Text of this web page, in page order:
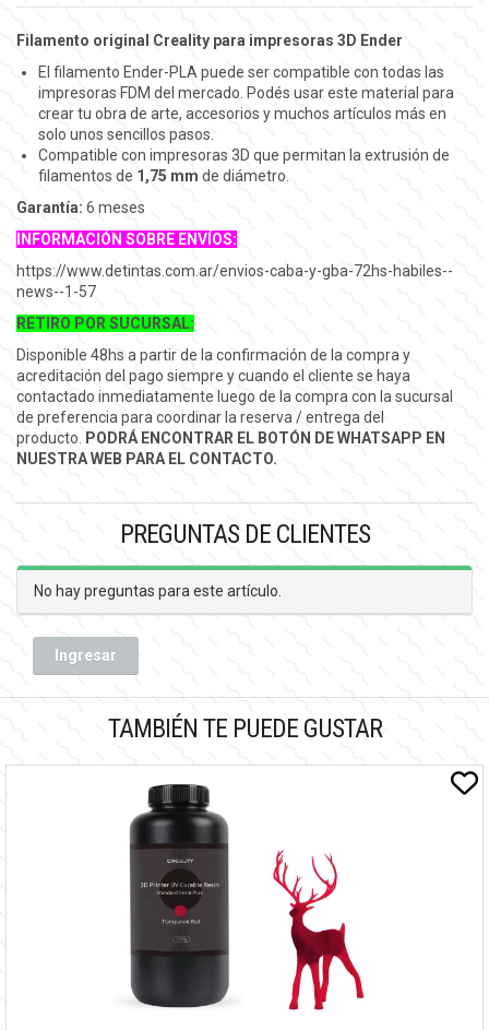
Filamento original Creality para impresoras 3D Ender
El filamento Ender-PLA puede ser compatible con todas las
impresoras FDM del mercado. Podés usar este material para
crear tu obra de arte, accesorios y muchos artículos más en
solo unos sencillos pasos.
Compatible con impresoras 3D que permitan la extrusión de
filamentos de 1,75 mm de diámetro.
Garantía: 6 meses
INFORMACIÓN SOBRE ENVÍOS:
https://www.detintas.com.ar/envios-caba-y-gba-72hs-habiles--
news--1-57
RETIRO POR SUCURSAL:
Disponible 48hs a partir de la confirmación de la compra y
acreditación del pago siempre y cuando el cliente se haya
contactado inmediatamente luego de la compra con la sucursal
de preferencia para coordinar la reserva / entrega del
producto.
PODRÁ ENCONTRAR EL BOTÓN DE WHATSAPP EN
NUESTRA WEB PARA EL CONTACTO.
PREGUNTAS DE CLIENTES
No hay preguntas para este artículo.
Ingresar
TAMBIÉN TE PUEDE GUSTAR